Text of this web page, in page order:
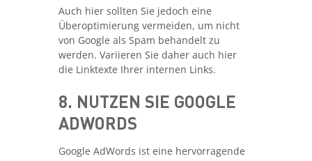
Auch hier sollten Sie jedoch eine
Überoptimierung vermeiden, um nicht
von Google als Spam behandelt zu
werden. Variieren Sie daher auch hier
die Linktexte Ihrer internen Links.
8. NUTZEN SIE GOOGLE
ADWORDS
Google AdWords ist eine hervorragende